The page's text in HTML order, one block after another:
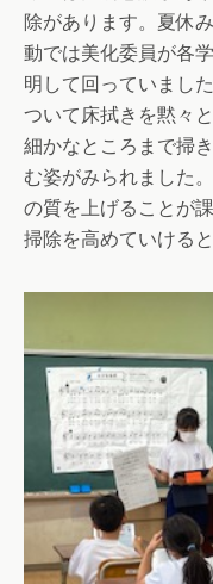
除があります。夏休
動では美化委員が各
明して回っていまし
ついて床拭きを黙々
細かなところまで掃
む姿がみられました
の質を上げることが
掃除を高めていけると